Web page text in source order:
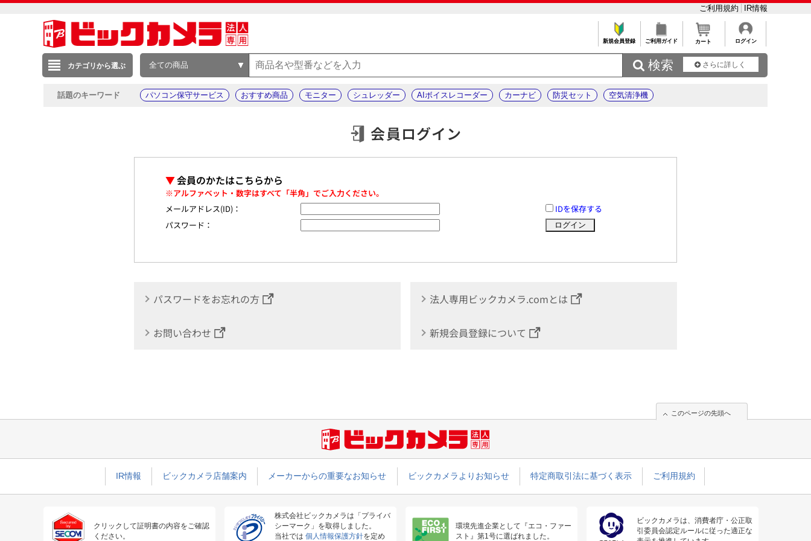
ご利用規約 IR情報
新規会員登録 ご利用ガイド カート ログイン
カテゴリから選ぶ 全ての商品  検索 さらに詳しく
話題のキーワード パソコン保守サービス おすすめ商品 モニター シュレッダー AIボイスレコーダー カーナビ 防災セット 空気清浄機
会員ログイン
▼会員のかたはこちらから
※アルファベット・数字はすべて「半角」でご入力ください。
メールアドレス(ID)：
IDを保存する
パスワード：
パスワードをお忘れの方 法人専用ビックカメラ.comとは
お問い合わせ 新規会員登録について
このページの先頭へ
IR情報 ビックカメラ店舗案内 メーカーからの重要なお知らせ ビックカメラよりお知らせ 特定商取引法に基づく表示 ご利用規約
クリックして証明書の内容をご確認
ください。
株式会社ビックカメラは「プライバ
シーマーク」を取得しました。
当社では 個人情報保護方針を定め
環境先進企業として『エコ・ファー
スト』第1号に選ばれました。
ビックカメラは、消費者庁・公正取
引委員会認定ルールに従った適正な